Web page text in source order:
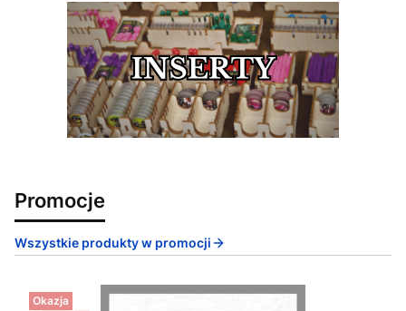
Promocje
Wszystkie produkty w promocji
Okazja